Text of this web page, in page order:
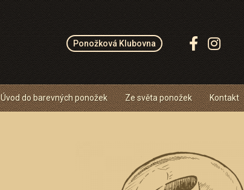
Ponožková Klubovna
Sledujte
Úvod do barevných ponožek Ze světa ponožek Kontakt